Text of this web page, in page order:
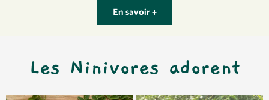
En savoir +
Les Ninivores adorent